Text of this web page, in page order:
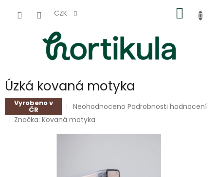
CZK
KOŠÍK
Úzká kovaná motyka
Vyrobeno v
ČR
Průměrné
hodnocení
produktu
je
hvězdiček.
Neohodnoceno Podrobnosti hodnocení
Značka:Kovaná motyka